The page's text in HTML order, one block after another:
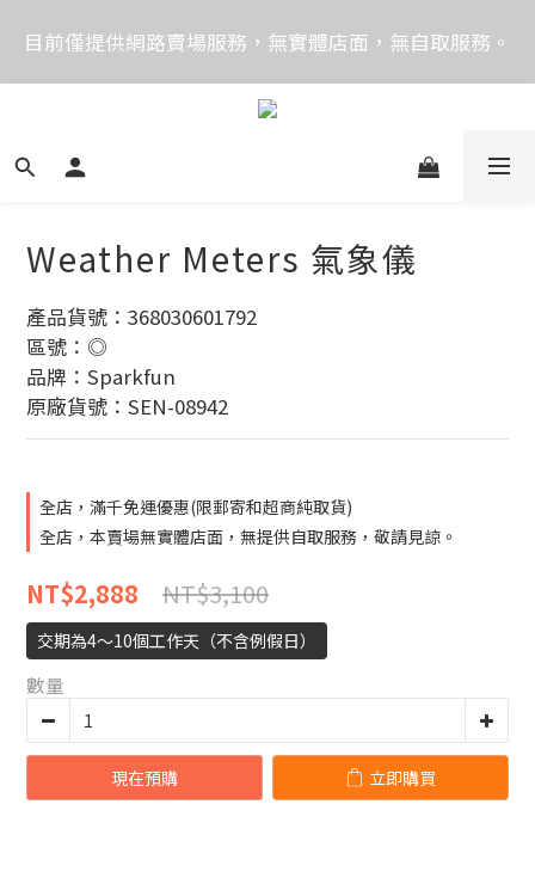
價格均含稅，下單享優惠！歡迎大量採購，由專人提供
專案報價。
目前僅提供網路賣場服務，無實體店面，無自取服務。
目前電話系統異常，暫時無法正常接聽來電，請改播
Weather Meters 氣象儀
產品貨號：368030601792
區號：◎
品牌：Sparkfun
原廠貨號：SEN-08942
全店，滿千免運優惠(限郵寄和超商純取貨)
全店，本賣場無實體店面，無提供自取服務，敬請見諒。
NT$2,888 NT$3,100
交期為4～10個工作天（不含例假日）
數量
現在預購 立即購買